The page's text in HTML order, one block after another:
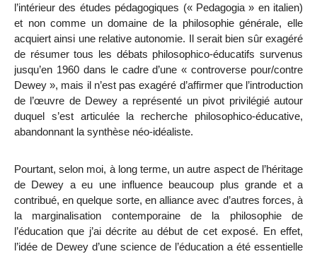
l’intérieur des études pédagogiques (« Pedagogia » en italien)
et non comme un domaine de la philosophie générale, elle
acquiertainsi une relative autonomie. Il serait bien sûr exagéré
de résumer tous les débats philosophico-éducatifs survenus
jusqu’en 1960 dans le cadre d’une « controverse pour/contre
Dewey », mais il n’est pas exagéré d’affirmer que l’introduction
de l’œuvre de Dewey a représenté un pivot privilégié autour
duquel s’est articulée la recherche philosophico-éducative,
abandonnant la synthèse néo-idéaliste.
Pourtant, selon moi, à long terme, un autre aspect de l’héritage
de Dewey a eu une influence beaucoup plus grande et a
contribué, en quelque sorte, en alliance avec d’autres forces, à
la marginalisation contemporaine de la philosophie de
l’éducation que j’ai décrite au début de cet exposé. En effet,
l’idée de Dewey d’une science de l’éducation a été essentielle